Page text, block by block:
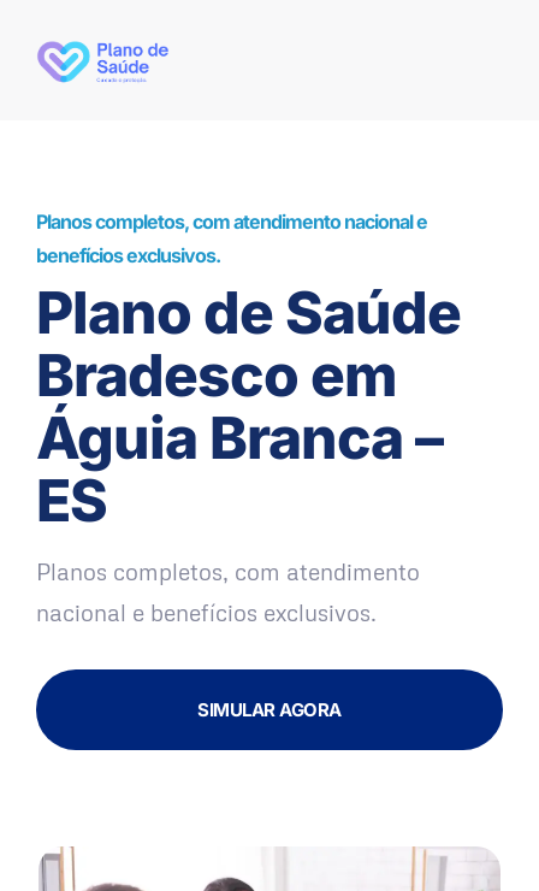
Planos completos, com atendimento nacional e
benefícios exclusivos.
Plano de Saúde
Bradesco em
Águia Branca –
ES
Planos completos, com atendimento
nacional e benefícios exclusivos.
SIMULAR AGORA